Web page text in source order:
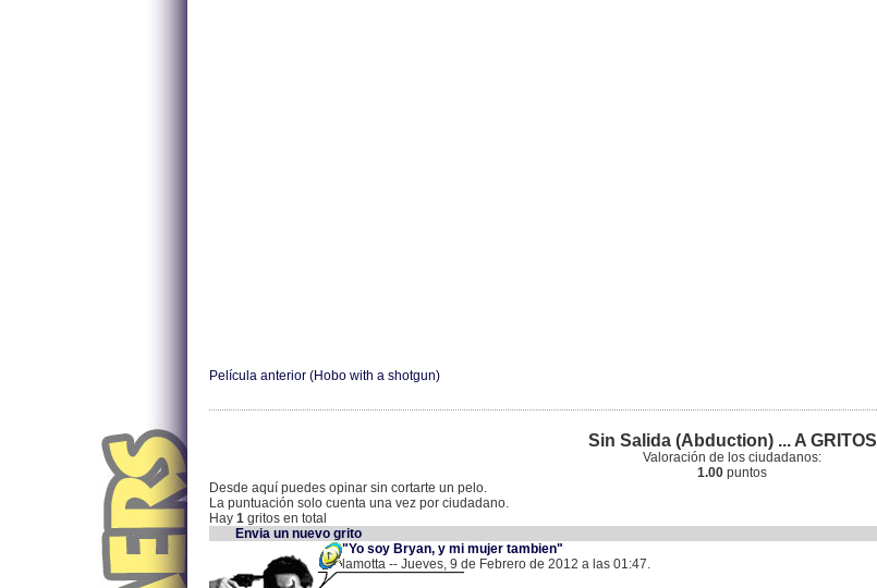
Película anterior (Hobo with a shotgun)
Sin Salida (Abduction) ... A GRITOS
Valoración de los ciudadanos:
1.00 puntos
Desde aquí puedes opinar sin cortarte un pelo.
La puntuación solo cuenta una vez por ciudadano.
Hay 1 gritos en total
Envia un nuevo grito
"Yo soy Bryan, y mi mujer tambien"
lamotta -- Jueves, 9 de Febrero de 2012 a las 01:47.